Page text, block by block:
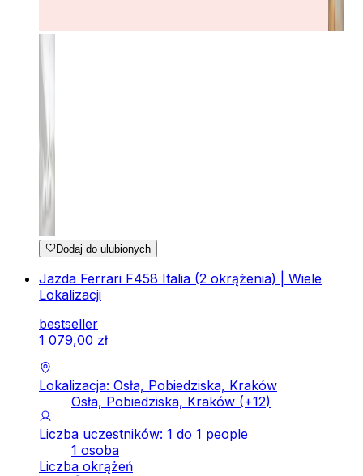
Dodaj do ulubionych
Jazda Ferrari F458 Italia (2 okrążenia) | Wiele
Lokalizacji
bestseller
1 079,00 zł
Lokalizacja: Osła, Pobiedziska, Kraków
Osła, Pobiedziska, Kraków (+12)
Liczba uczestników: 1 do 1 people
1 osoba
Liczba okrążeń